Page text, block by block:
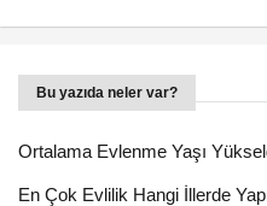
Bu yazıda neler var?
Ortalama Evlenme Yaşı
En Çok Evlilik Hangi İllerde